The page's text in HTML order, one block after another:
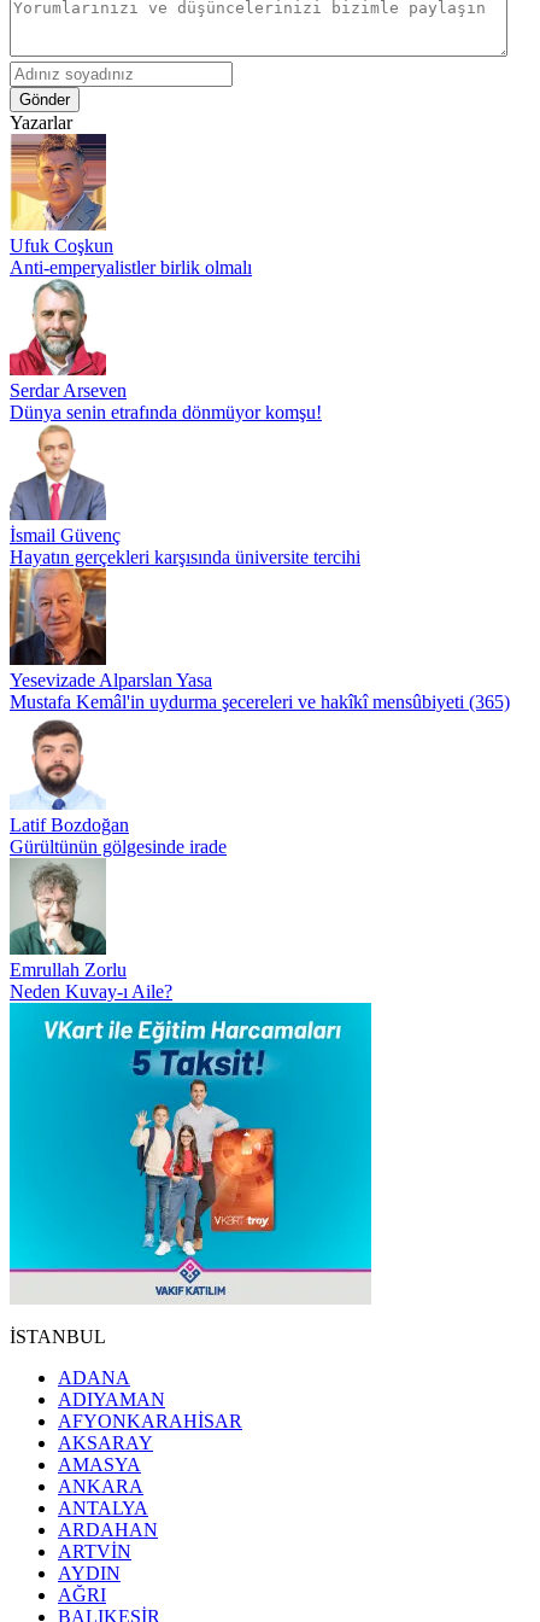
Gönder
Yazarlar
Ufuk Coşkun
Anti-emperyalistler birlik olmalı
Serdar Arseven
Dünya senin etrafında dönmüyor komşu!
İsmail Güvenç
Hayatın gerçekleri karşısında üniversite tercihi
Yesevizade Alparslan Yasa
Mustafa Kemâl'in uydurma şecereleri ve hakîkî mensûbiyeti (365)
Latif Bozdoğan
Gürültünün gölgesinde irade
Emrullah Zorlu
Neden Kuvay-ı Aile?
İSTANBUL
ADANA
ADIYAMAN
AFYONKARAHİSAR
AKSARAY
AMASYA
ANKARA
ANTALYA
ARDAHAN
ARTVİN
AYDIN
AĞRI
BALIKESİR